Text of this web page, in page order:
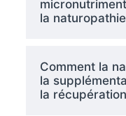
la
Comment la
la
la